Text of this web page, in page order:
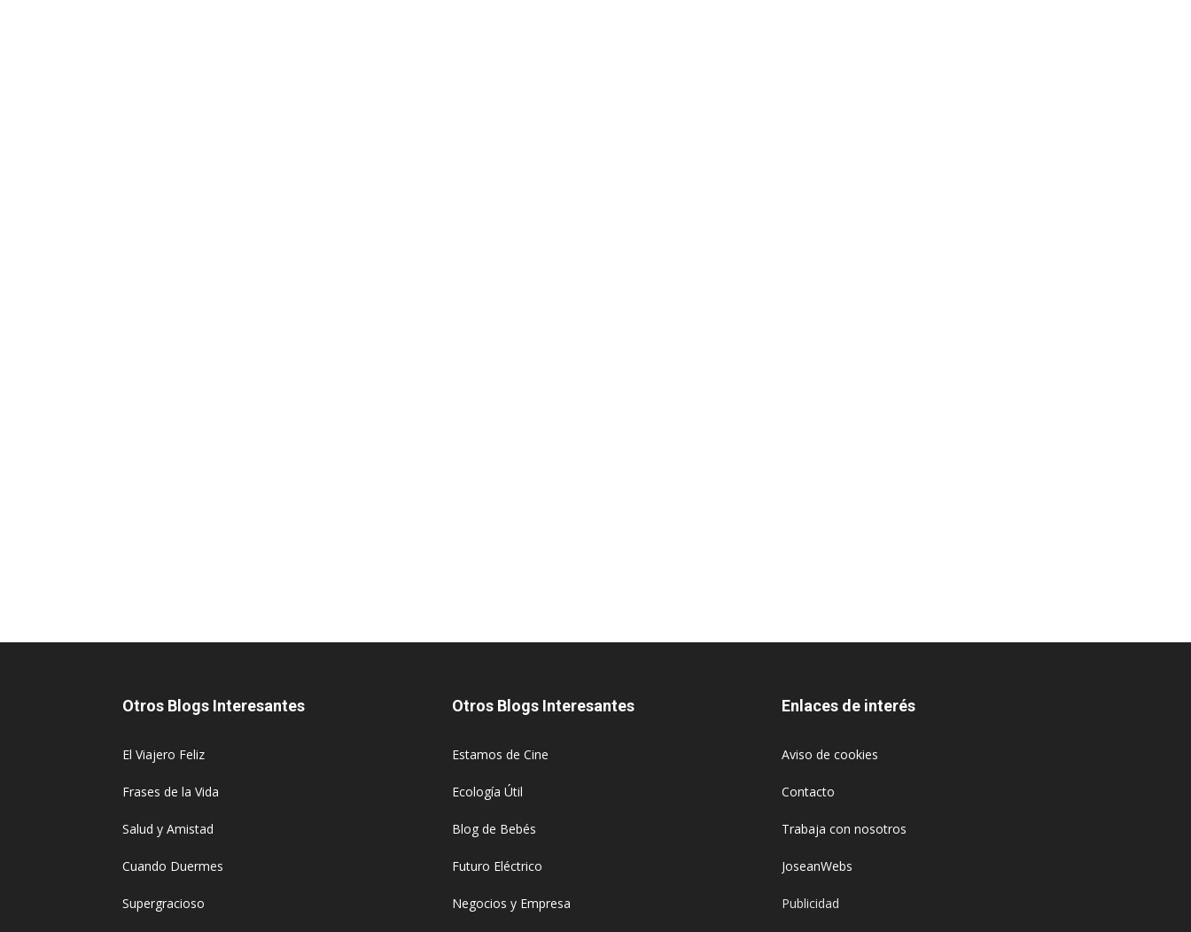
Otros Blogs Interesantes
El Viajero Feliz
Frases de la Vida
Salud y Amistad
Cuando Duermes
Supergracioso
Otros Blogs Interesantes
Estamos de Cine
Ecología Útil
Blog de Bebés
Futuro Eléctrico
Negocios y Empresa
Enlaces de interés
Aviso de cookies
Contacto
Trabaja con nosotros
JoseanWebs
Publicidad